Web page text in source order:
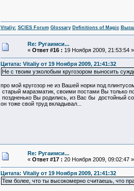
Vitaliy: SCIES Forum Glossary Definitions of Magic
Re: Ругаимси...
« Ответ #16 : 19 Ноября 2009, 21:53:54 »
Цитата: Vitaliy от 19 Ноября 2009, 21:41:32
Не с твоим узколобым кругозором выносить
про мой кругозор не из Вашей норки под
старый маразматик, своими постами Вы только
поздненько Вы родились, из Вас бы достойный
он тоже свой труд вкладывал...
Re: Ругаимси...
« Ответ #17 : 20 Ноября 2009, 09:02:47 »
Цитата: Vitaliy от 19 Ноября 2009, 21:41:32
Тем более, что ты высокомерно считаешь, что